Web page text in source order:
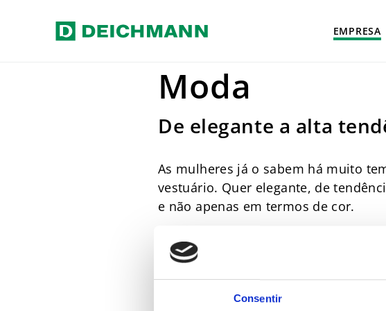
Consentir
Ir para o conteúdo principal EMPRESA
Home Empresa
Moda
De elegante a alta
As mulheres já o sabem há muito
vestuário. Quer elegante, de
e não apenas em termos de cor.